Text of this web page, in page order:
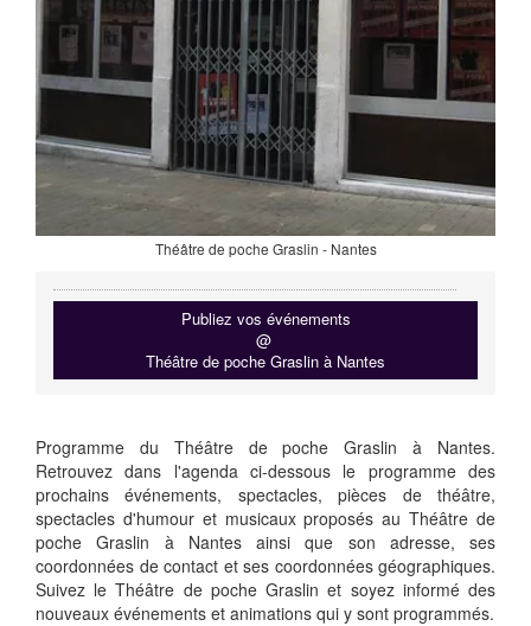
Théâtre de poche Graslin - Nantes
Publiez vos événements
@
Théâtre de poche Graslin à Nantes
Programme du Théâtre de poche Graslin à Nantes.
Retrouvez dans l'agenda ci-dessous le programme des
prochains événements, spectacles, pièces de théâtre,
spectacles d'humour et musicaux proposés au Théâtre de
poche Graslin à Nantes ainsi que son adresse, ses
coordonnées de contact et ses coordonnées géographiques.
Suivez le Théâtre de poche Graslin et soyez informé des
nouveaux événements et animations qui y sont programmés.